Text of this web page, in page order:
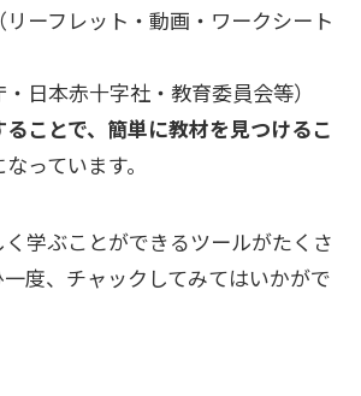
ーフレット・動画・ワークシート
日本赤十字社・教育委員会等）
ことで、簡単に教材を見つけるこ
っています。
学ぶことができるツールがたくさ
度、チャックしてみてはいかがで